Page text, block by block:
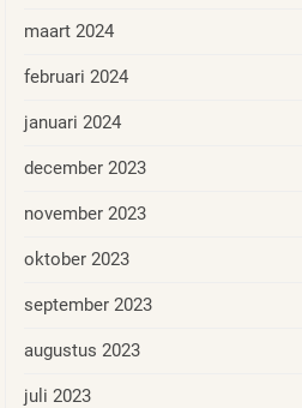
maart 2024
februari 2024
januari 2024
december 2023
november 2023
oktober 2023
september 2023
augustus 2023
juli 2023